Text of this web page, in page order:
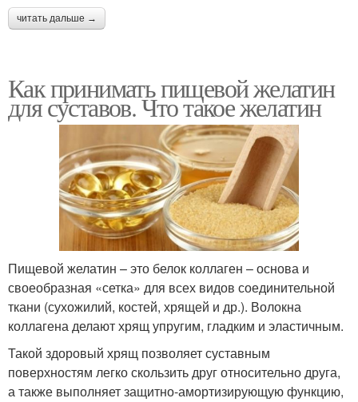
читать дальше →
Как принимать пищевой желатин
для суставов. Что такое желатин
Пищевой желатин – это белок коллаген – основа и
своеобразная «сетка» для всех видов соединительной
ткани (сухожилий, костей, хрящей и др.). Волокна
коллагена делают хрящ упругим, гладким и эластичным.
Такой здоровый хрящ позволяет суставным
поверхностям легко скользить друг относительно друга,
а также выполняет защитно-амортизирующую функцию,